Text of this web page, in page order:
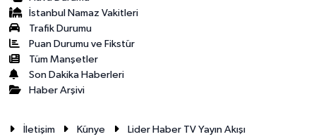
İstanbul Namaz Vakitleri
Trafik Durumu
Puan Durumu ve Fikstür
Tüm Manşetler
Son Dakika Haberleri
Haber Arşivi
İletişim Künye Lider Haber TV Yayın Akışı